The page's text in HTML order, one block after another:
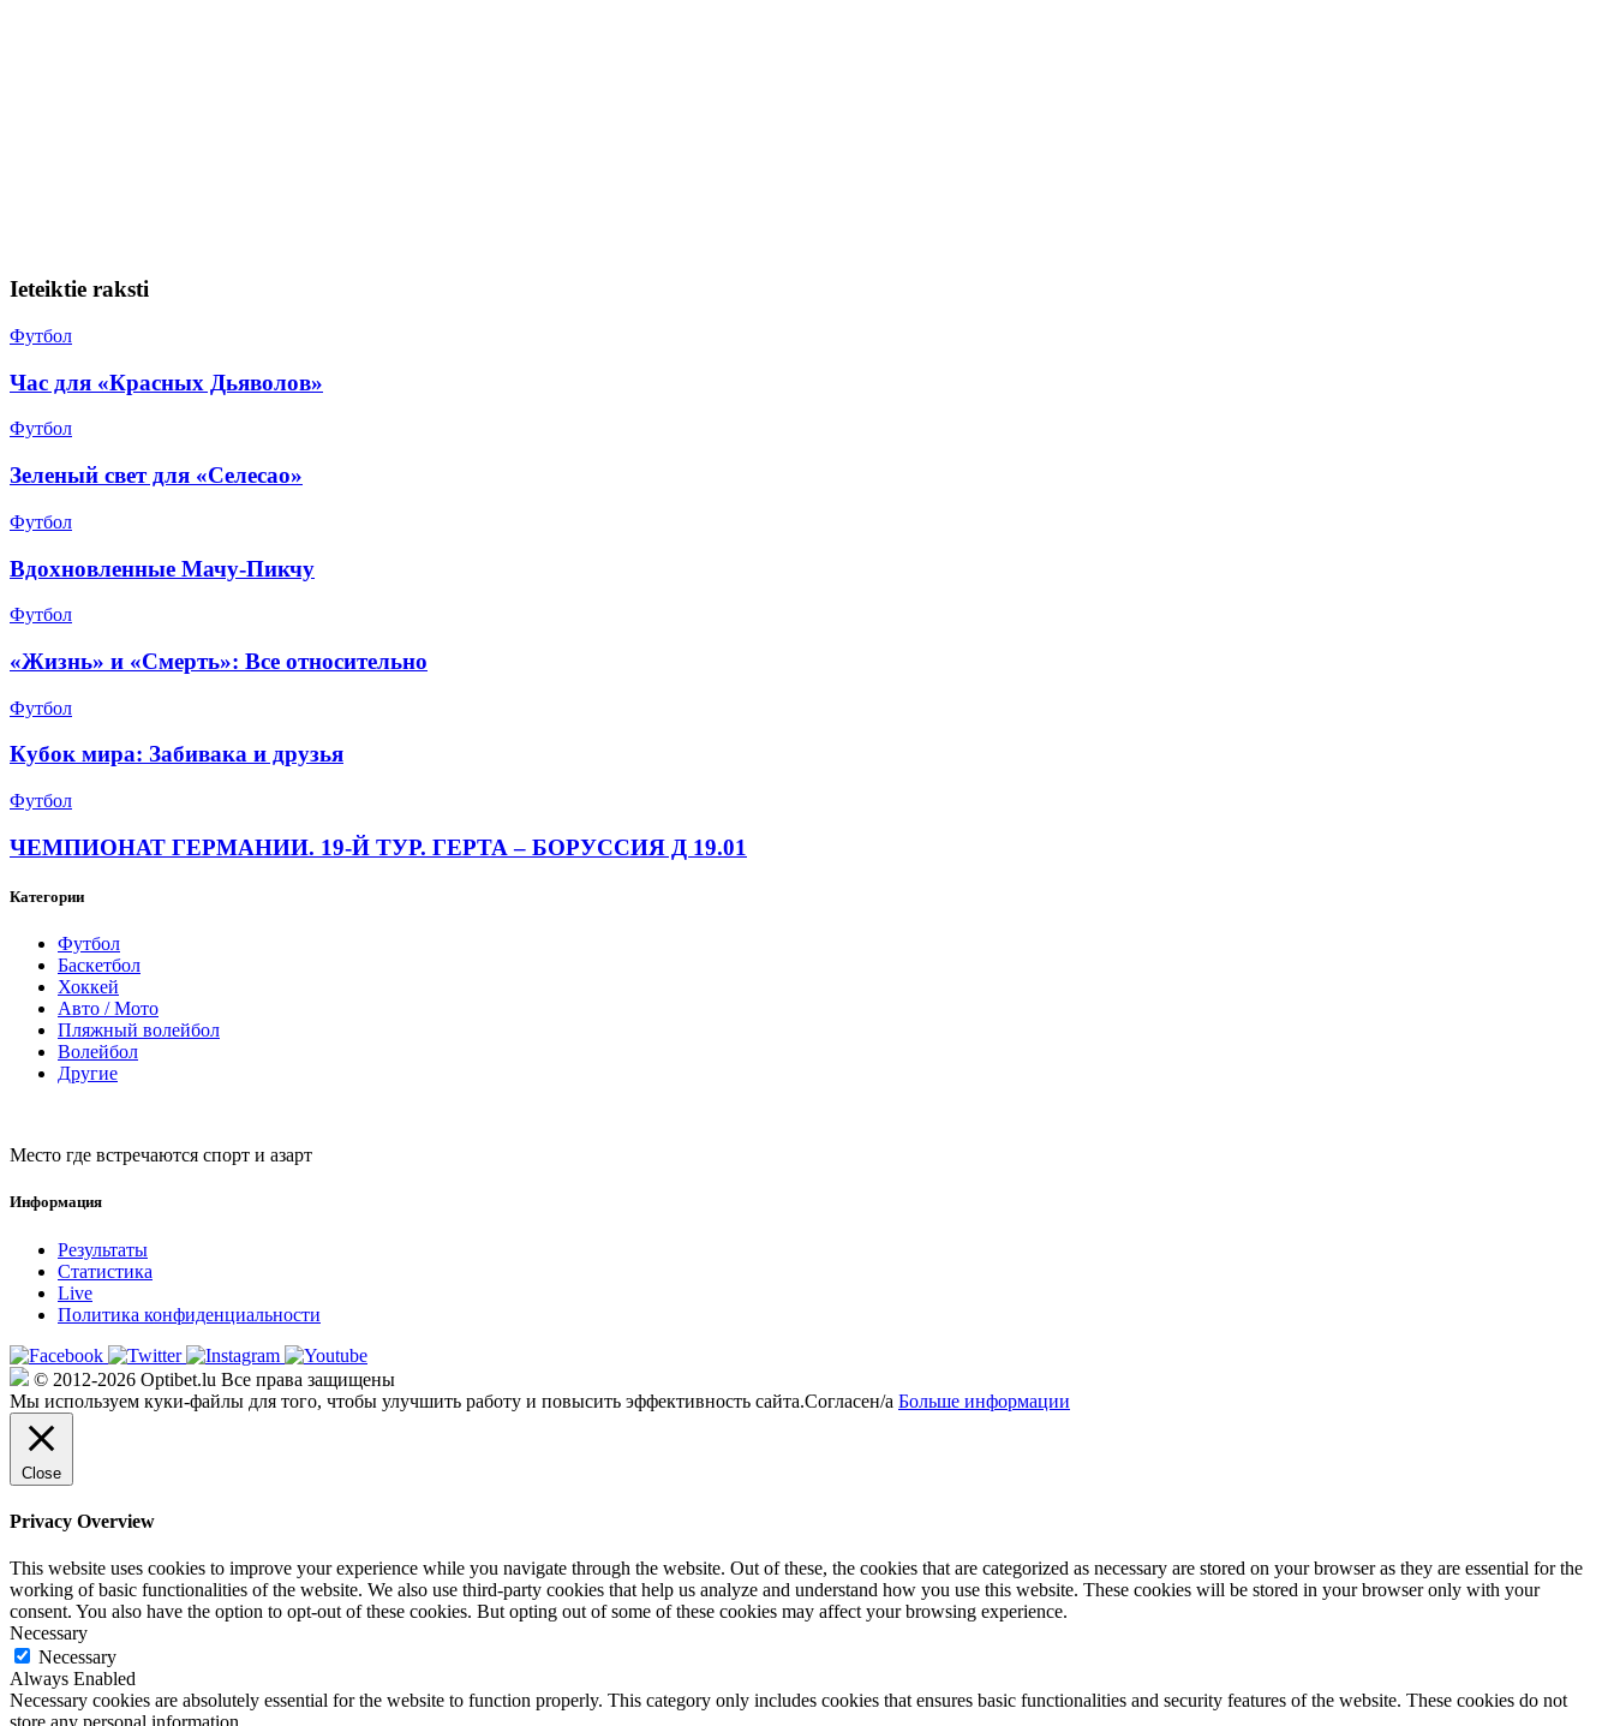
Ieteiktie raksti
Футбол
Час для «Красных Дьяволов»
Футбол
Зеленый свет для «Селесао»
Футбол
Вдохновленные Мачу-Пикчу
Футбол
«Жизнь» и «Смерть»: Все относительно
Футбол
Кубок мира: Забивака и друзья
Футбол
ЧЕМПИОНАТ ГЕРМАНИИ. 19-Й ТУР. ГЕРТА – БОРУССИЯ Д 19.01
Категории
Футбол
Баскетбол
Хоккей
Авто / Мото
Пляжный волейбол
Волейбол
Другие
Место где встречаются спорт и азарт
Информация
Результаты
Статистика
Live
Политика конфиденциальности
© 2012-2026 Optibet.lu Все права защищены
Мы используем куки-файлы для того, чтобы улучшить работу и повысить эффективность сайта.Согласен/а Больше информации
Close
Privacy Overview
This website uses cookies to improve your experience while you navigate through the website. Out of these, the cookies that are categorized as necessary are stored on your browser as they are essential for the
working of basic functionalities of the website. We also use third-party cookies that help us analyze and understand how you use this website. These cookies will be stored in your browser only with your
consent. You also have the option to opt-out of these cookies. But opting out of some of these cookies may affect your browsing experience.
Necessary
Necessary
Always Enabled
Necessary cookies are absolutely essential for the website to function properly. This category only includes cookies that ensures basic functionalities and security features of the website. These cookies do not
store any personal information.